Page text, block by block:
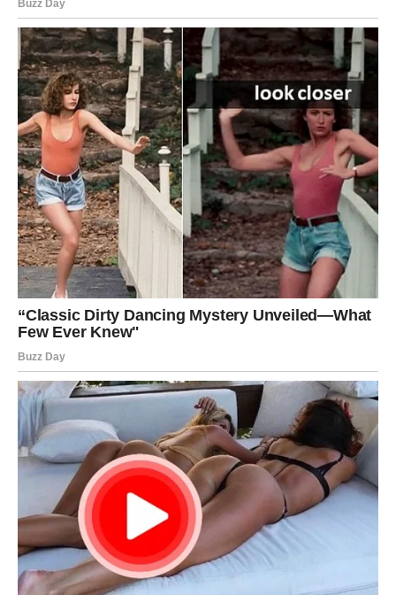
Mira Škorić danas je više od izvanredne pjevačice; ona
predstavlja primjer snage i odlučnosti. Njena borba protiv raka
štitnjače pokazuje da ni bolest ni strah ne mogu slomiti volju
onoga ko se bori za ono što voli. Njena hrabrost da otvoreno
razgovara o vlastitim iskustvima dovela je do stvaranja
snažne zajednice podrške među oboljelima. Ljudi su
razmjenjivali savjete i iskustva, pružali jedni drugima
emocionalnu podršku, a Mira je postala pokretačka snaga u
borbi protiv ove bolesti.
U današnje vrijeme, ona predstavlja simbol nade i motivacije
za sve koji se suočavaju sa vlastitim izazovima. Njena
sposobnost da se suoči s teškim životnim situacijama i iz njih
izađe jača ohrabruje druge da ne gube vjeru. Njena priča nije
samo o njenoj borbi; ona je poziv svima nama da budemo
hrabri i suočimo se sa životnim izazovima s dostojanstvom i
snagom. Kroz svoje primjere, mnogi su naučili da je snaga u
zajedništvu i da je podrška drugih ključna u teškim
vremenima.